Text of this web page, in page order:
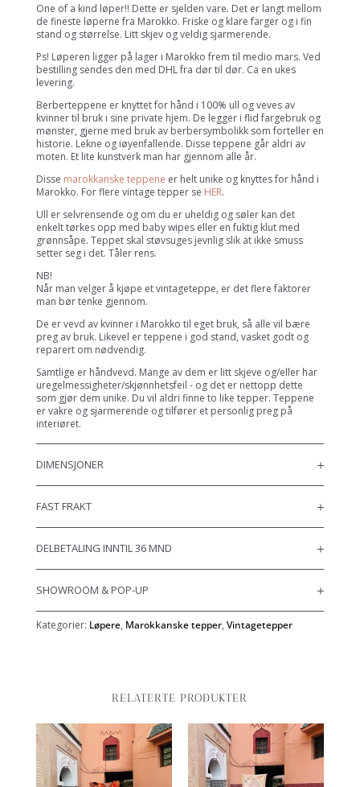
One of a kind løper!! Dette er sjelden vare. Det er langt mellom
de fineste løperne fra Marokko. Friske og klare farger og i fin
stand og størrelse. Litt skjev og veldig sjarmerende.
Ps! Løperen ligger på lager i Marokko frem til medio mars. Ved
bestilling sendes den med DHL fra dør til dør. Ca en ukes
levering.
Berberteppene er knyttet for hånd i 100% ull og veves av
kvinner til bruk i sine private hjem. De legger i flid fargebruk og
mønster, gjerne med bruk av berbersymbolikk som forteller en
historie. Lekne og iøyenfallende. Disse teppene går aldri av
moten. Et lite kunstverk man har gjennom alle år.
Disse marokkanske teppene er helt unike og knyttes for hånd i
Marokko. For flere vintage tepper se HER.
Ull er selvrensende og om du er uheldig og søler kan det
enkelt tørkes opp med baby wipes eller en fuktig klut med
grønnsåpe. Teppet skal støvsuges jevnlig slik at ikke smuss
setter seg i det. Tåler rens.
NB!
Når man velger å kjøpe et vintageteppe, er det flere faktorer
man bør tenke gjennom.
De er vevd av kvinner i Marokko til eget bruk, så alle vil bære
preg av bruk. Likevel er teppene i god stand, vasket godt og
reparert om nødvendig.
Samtlige er håndvevd. Mange av dem er litt skjeve og/eller har
uregelmessigheter/skjønnhetsfeil - og det er nettopp dette
som gjør dem unike. Du vil aldri finne to like tepper. Teppene
er vakre og sjarmerende og tilfører et personlig preg på
interiøret.
DIMENSJONER
FAST FRAKT
DELBETALING INNTIL 36 MND
SHOWROOM & POP-UP
Kategorier: Løpere, Marokkanske tepper, Vintagetepper
RELATERTE PRODUKTER